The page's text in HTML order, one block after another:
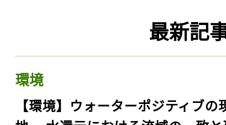
最新記
環境
【環境】ウォーターポジティブの